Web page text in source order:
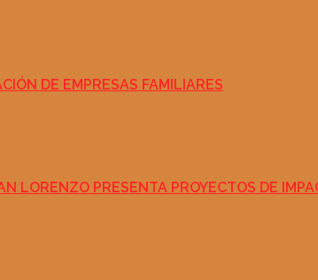
DE EMPRESAS FAMILIARES
LORENZO PRESENTA PROYECTOS DE